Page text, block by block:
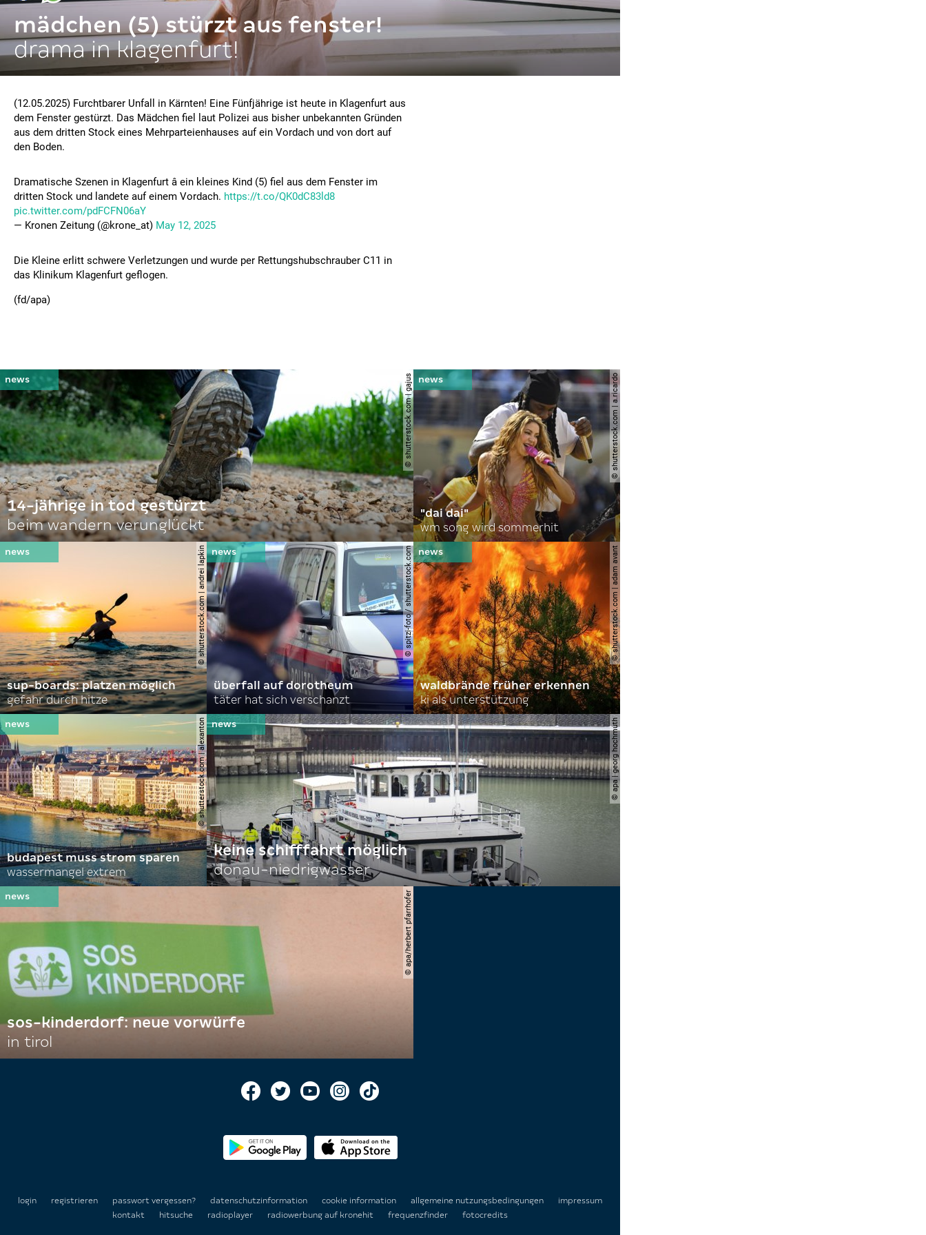
mädchen (5) stürzt aus fenster!
drama in klagenfurt!
(12.05.2025) Furchtbarer Unfall in Kärnten! Eine Fünfjährige ist heute in Klagenfurt aus
dem Fenster gestürzt. Das Mädchen fiel laut Polizei aus bisher unbekannten Gründen
aus dem dritten Stock eines Mehrparteienhauses auf ein Vordach und von dort auf
den Boden.
Dramatische Szenen in Klagenfurt â ein kleines Kind (5) fiel aus dem Fenster im
dritten Stock und landete auf einem Vordach. https://t.co/QK0dC83ld8
pic.twitter.com/pdFCFN06aY
— Kronen Zeitung (@krone_at) May 12, 2025
Die Kleine erlitt schwere Verletzungen und wurde per Rettungshubschrauber C11 in
das Klinikum Klagenfurt geflogen.
(fd/apa)
© shutterstock.com | gajus
14-jährige in tod gestürzt
beim wandern verunglückt
© shutterstock.com | a.ricardo
"dai dai"
wm song wird sommerhit
© shutterstock.com | andrei lapkin
sup-boards: platzen möglich
gefahr durch hitze
© spitzi-foto / shutterstock.com
überfall auf dorotheum
täter hat sich verschanzt
© shutterstock.com | adam avant
waldbrände früher erkennen
ki als unterstützung
© shutterstock.com | alexanton
budapest muss strom sparen
wassermangel extrem
© apa | georg hochmuth
keine schifffahrt möglich
donau-niedrigwasser
© apa/herbert pfarrhofer
sos-kinderdorf: neue vorwürfe
in tirol
login registrieren passwort vergessen? datenschutzinformation cookie information allgemeine nutzungsbedingungen
impressum
kontakt
hitsuche radioplayer radiowerbung auf kronehit frequenzfinder fotocredits